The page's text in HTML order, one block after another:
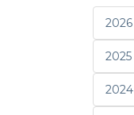
2026
2025
2024